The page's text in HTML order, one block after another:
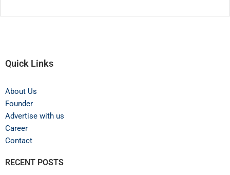
Quick Links
About Us
Founder
Advertise with us
Career
Contact
RECENT POSTS